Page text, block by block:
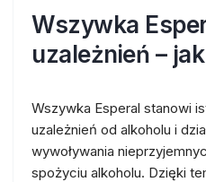
Wszywka
uzależnień –
Wszywka Esperal stanowi
uzależnień od alkoholu i
wywoływania
spożyciu alkoholu. Dzięki